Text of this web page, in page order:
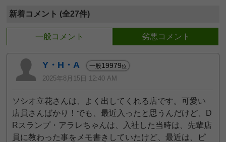
新着コメント (全27件)
一般コメント 劣悪コメント
Y・H・A 一般19979位
2025年8月15日 12:40 AM
ソシオ立花さんは、よく出してくれる店です。可愛い
店員さんばかり！でも、最近入ったと思うんだけど、D
Rスランプ・アラレちゃんは、入社した当時は、先輩店
員に教わった事をメモ書きしていたけど、最近は、ピ